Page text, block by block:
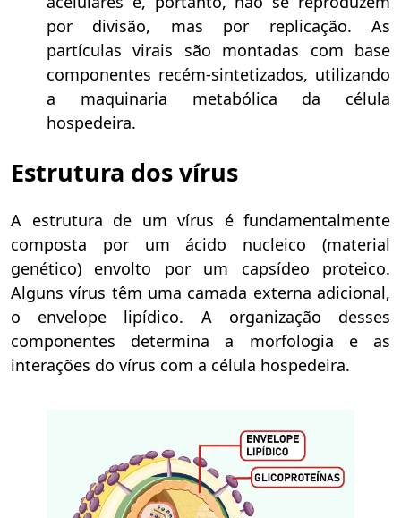
por divisão, mas por replicação. As
partículas virais são montadas com base
componentes recém-sintetizados, utilizando
a maquinaria metabólica da célula
hospedeira.
Estrutura dos vírus
A estrutura de um vírus é fundamentalmente
composta por um ácido nucleico (material
genético) envolto por um capsídeo proteico.
Alguns vírus têm uma camada externa adicional,
o envelope lipídico. A organização desses
componentes determina a morfologia e as
interações do vírus com a célula hospedeira.